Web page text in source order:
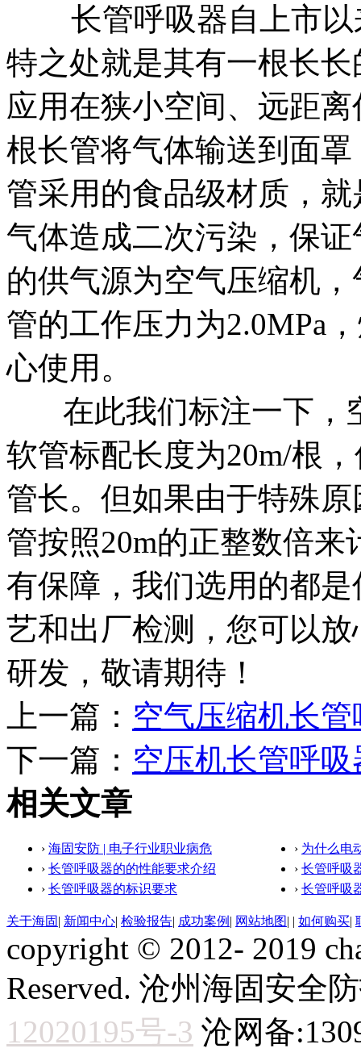
长管呼吸器自上市以
特之处就是其有一根长
应用在狭小空间、远距
根长管将气体输送到面
管采用的食品级材质，
气体造成二次污染，保
的供气源为空气压缩机
管的工作压力为2.0MPa
心使用。
在此我们标注一下，
软管标配长度为20m/根
管长。但如果由于特殊
管按照20m的正整数倍
有保障，我们选用的都
艺和出厂检测，您可以
研发，敬请期待！
上一篇： 空气压缩机长
下一篇： 空压机长管呼
相关文章
› 海固安防 | 电子行业职业病危 › 为什么电
› 长管呼吸器的的性能要求介绍 › 长管呼吸
› 长管呼吸器的标识要求 › 长管呼吸
关于海固 | 新闻中心| 检验报告| 成功案例 | 网站地图| | 如何购买|
copyright © 2012- 2019
Reserved. 沧州海固安全
12020195号-3 沧网备